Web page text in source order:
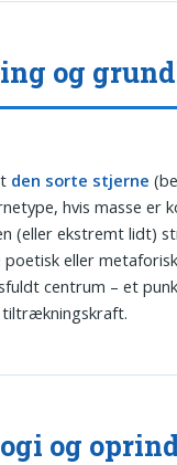
og
den sorte stjerne
hvis masse er
(eller ekstremt lidt)
poetisk eller
centrum – et
og